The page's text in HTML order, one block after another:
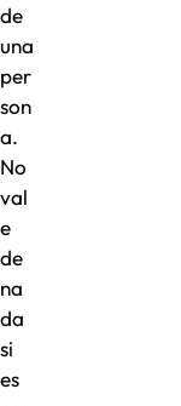
de
una
per
son
a.
No
val
e
de
na
da
si
es